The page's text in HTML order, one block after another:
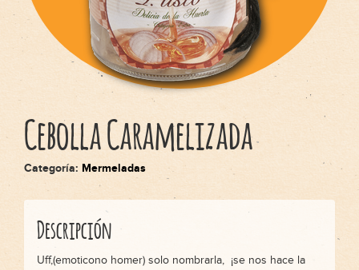
Français
Cebolla Caramelizada
Categoría: Mermeladas
Descripción
Uff,(emoticono homer) solo nombrarla, ¡se nos hace la